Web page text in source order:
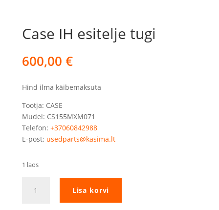
Case IH esitelje tugi
600,00 €
Hind ilma käibemaksuta
Tootja: CASE
Mudel: CS155MXM071
Telefon: +37060842988
E-post: usedparts@kasima.lt
1 laos
Lisa korvi